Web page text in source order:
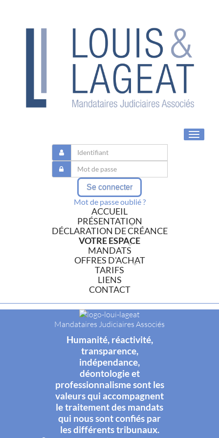
Toggle
Se connecter
Mot de passe oublié ?
ACCUEIL
PRÉSENTATION
DÉCLARATION DE CRÉANCE
VOTRE ESPACE
MANDATS
OFFRES D'ACHAT
TARIFS
LIENS
CONTACT
Mandataires Judiciaires Associés
Humanité, réactivité,
transparence,
indépendance,
déontologie et
professionnalisme sont les
valeurs qui accompagnent
le traitement des mandats
qui nous sont confiés par
les différents tribunaux.